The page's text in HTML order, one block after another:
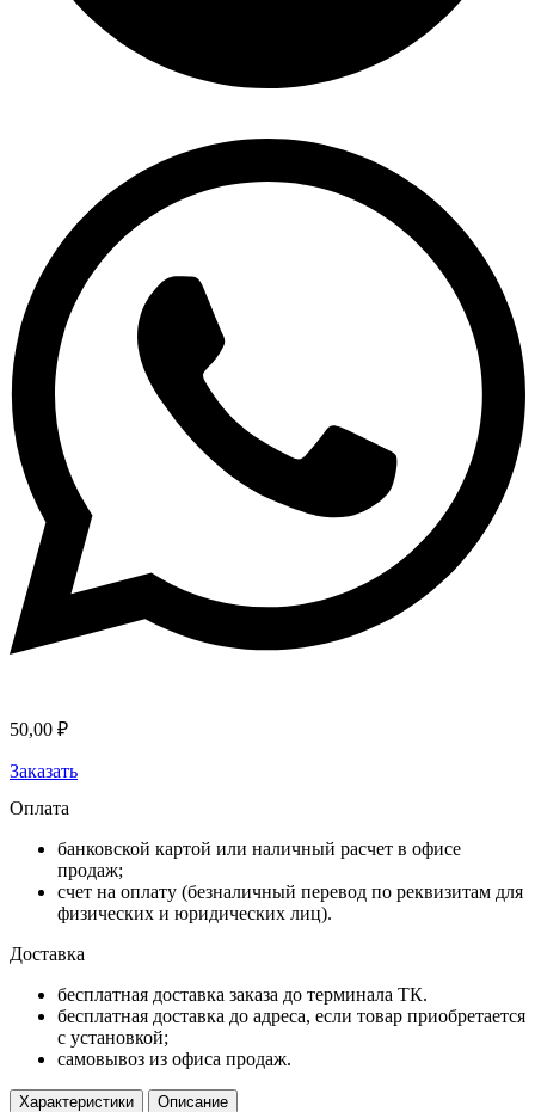
50,00 ₽
Заказать
Оплата
банковской картой или наличный расчет в офисе
продаж;
счет на оплату (безналичный перевод по реквизитам для
физических и юридических лиц).
Доставка
бесплатная доставка заказа до терминала ТК.
бесплатная доставка до адреса, если товар приобретается
с установкой;
самовывоз из офиса продаж.
Характеристики Описание